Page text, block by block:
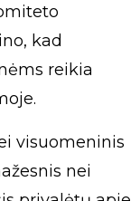
kad
reikia
visuomeninis
nei